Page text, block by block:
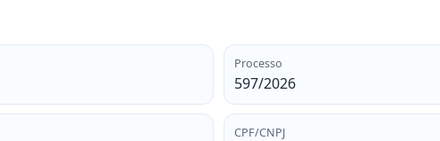
Processo
597/2026
CPF/CNPJ